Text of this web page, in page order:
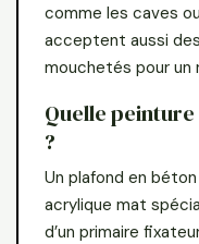
comme les caves
acceptent aussi
mouchetés pour un
Quelle
?
Un plafond en
acrylique mat
d’un primaire